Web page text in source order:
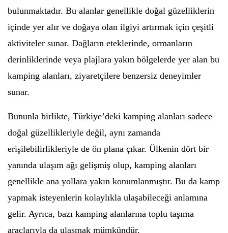
bulunmaktadır. Bu alanlar genellikle doğal güzelliklerin
içinde yer alır ve doğaya olan ilgiyi artırmak için çeşitli
aktiviteler sunar. Dağların eteklerinde, ormanların
derinliklerinde veya plajlara yakın bölgelerde yer alan bu
kamping alanları, ziyaretçilere benzersiz deneyimler
sunar.
Bununla birlikte, Türkiye’deki kamping alanları sadece
doğal güzellikleriyle değil, aynı zamanda
erişilebilirlikleriyle de ön plana çıkar. Ülkenin dört bir
yanında ulaşım ağı gelişmiş olup, kamping alanları
genellikle ana yollara yakın konumlanmıştır. Bu da kamp
yapmak isteyenlerin kolaylıkla ulaşabileceği anlamına
gelir. Ayrıca, bazı kamping alanlarına toplu taşıma
araçlarıyla da ulaşmak mümkündür.